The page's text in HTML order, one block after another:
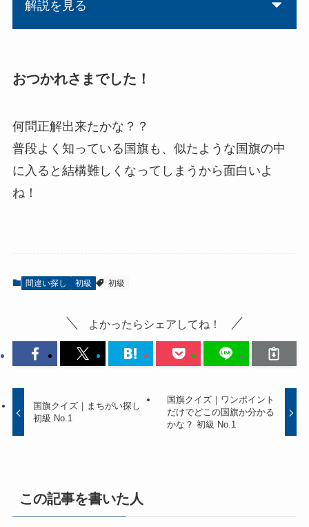
解説を見る
おつかれさまでした！
何問正解出来たかな？？
普段よく知っている国旗も、似たような国旗の中
に入ると結構難しくなってしまうから面白いよ
ね！
間違い探し 初級 初級
よかったらシェアしてね！
国旗クイズ｜まちがい探し
初級 No.1
国旗クイズ｜ワンポイント
だけでどこの国旗か分かる
かな？ 初級 No.1
この記事を書いた人